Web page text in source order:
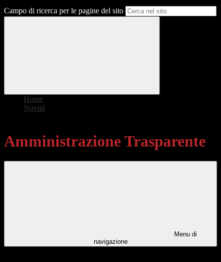
Campo di ricerca per le pagine del sito
Home
Novità
Amministrazione Trasparente
Menu di
navigazione